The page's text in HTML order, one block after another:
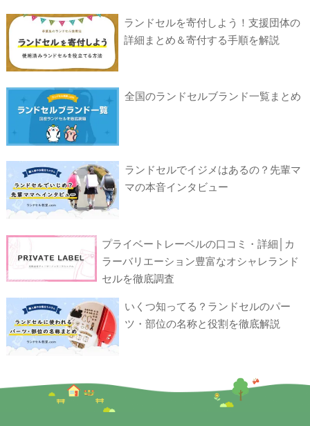
ランドセルを寄付しよう！支援団体の
詳細まとめ＆寄付する手順を解説
全国のランドセルブランド一覧まとめ
ランドセルでイジメはあるの？先輩マ
マの本音インタビュー
プライベートレーベルの口コミ・詳細│カ
ラーバリエーション豊富なオシャレランド
セルを徹底調査
いくつ知ってる？ランドセルのパー
ツ・部位の名称と役割を徹底解説